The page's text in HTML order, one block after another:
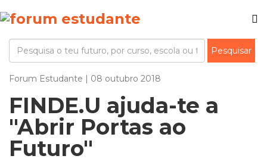
Forum Estudante | 08 outubro 2018
FINDE.U ajuda-te a
"Abrir Portas ao
Futuro"